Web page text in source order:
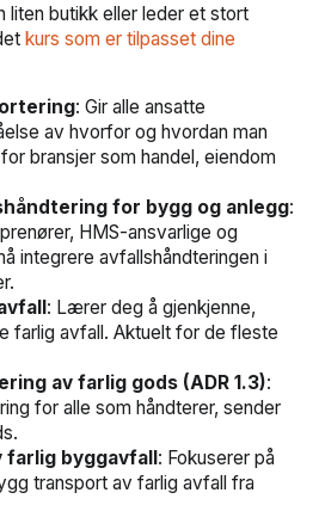
liten butikk eller leder et stort
kurs som er tilpasset dine
: Gir alle ansatte
av hvorfor og hvordan man
bransjer som handel, eiendom
for bygg og anlegg:
HMS-ansvarlige og
integrere avfallshåndteringen i
: Lærer deg å gjenkjenne,
farlig avfall. Aktuelt for de fleste
av farlig gods (ADR 1.3):
for alle som håndterer, sender
farlig byggavfall: Fokuserer på
transport av farlig avfall fra